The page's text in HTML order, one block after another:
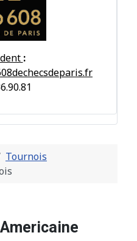
:
Tournois